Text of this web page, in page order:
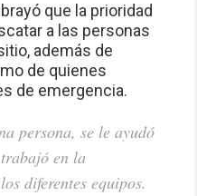
que la prioridad
a las personas
además de
de quienes
de emergencia.
persona, se le ayudó
en la
diferentes equipos.